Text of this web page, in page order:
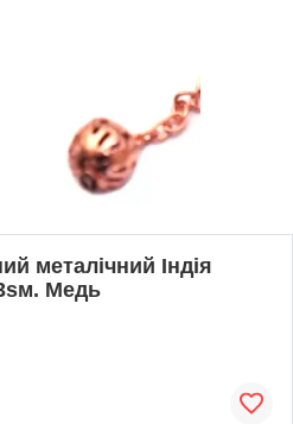
металічний Індія
Медь